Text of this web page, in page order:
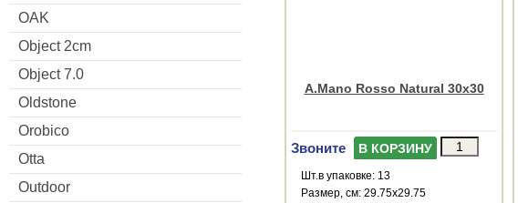
OAK
Object 2cm
Object 7.0
Oldstone
Orobico
Otta
Outdoor
A.Mano Rosso Natural 30x30
Звоните В КОРЗИНУ
Шт.в упаковке: 13
Размер, см: 29.75x29.75